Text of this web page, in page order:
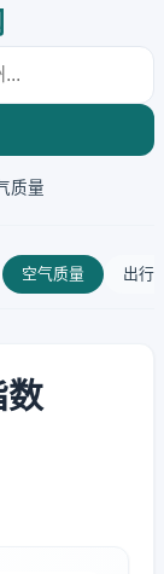
质量
空气质量 出行
数